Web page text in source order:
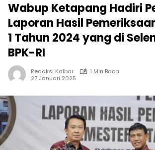
Wabup Ketapang Hadiri
Laporan Hasil
1 Tahun 2024 yang di
BPK-RI
Redaksi Kalbar
1 Min Baca
27 Januari 2025